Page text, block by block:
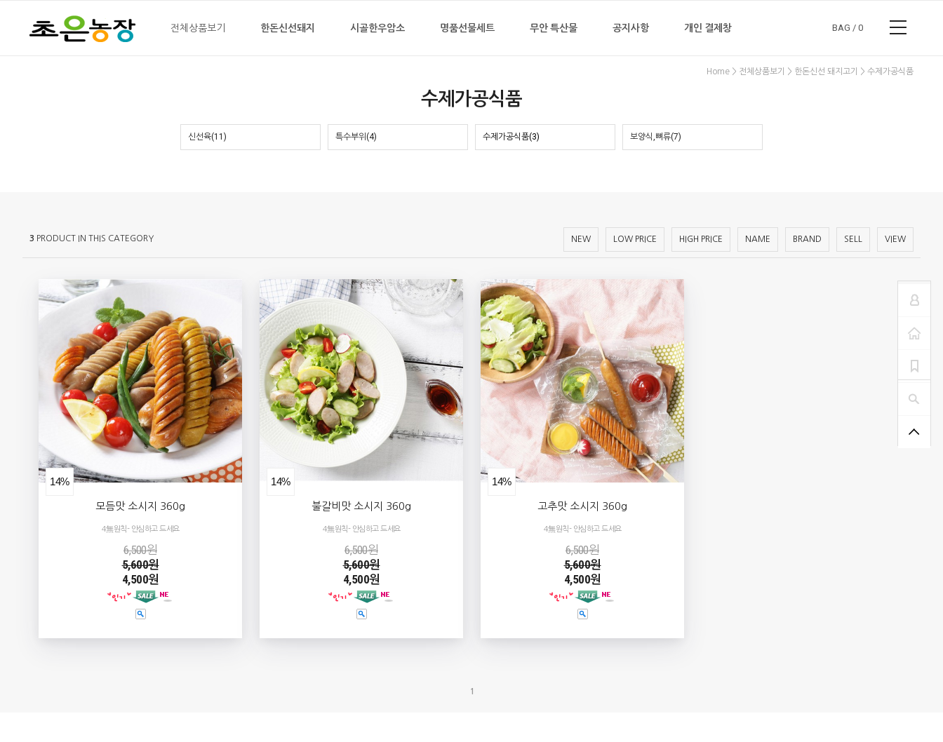
전체상품보기 한돈신선돼지 시골한우암소 명품선물세트 무안 특산물 공지사항 개인 결제창
아이디 찾기 / 비밀번호 찾기
주문내역 Q & A
BAG / 0
Home > 전체상품보기 > 한돈신선 돼지고기 > 수제가공식품
수제가공식품
신선육(11) 특수부위(4) 수제가공식품(3) 보양식,뼈류(7)
3 PRODUCT IN THIS CATEGORY NEW LOW PRICE HIGH PRICE NAME BRAND SELL VIEW
14%
모듬맛 소시지 360g
4無원칙- 안심하고 드세요
6,500원
5,600원
4,500원
14%
불갈비맛 소시지 360g
4無원칙- 안심하고 드세요
6,500원
5,600원
4,500원
14%
고추맛 소시지 360g
4無원칙- 안심하고 드세요
6,500원
5,600원
4,500원
1